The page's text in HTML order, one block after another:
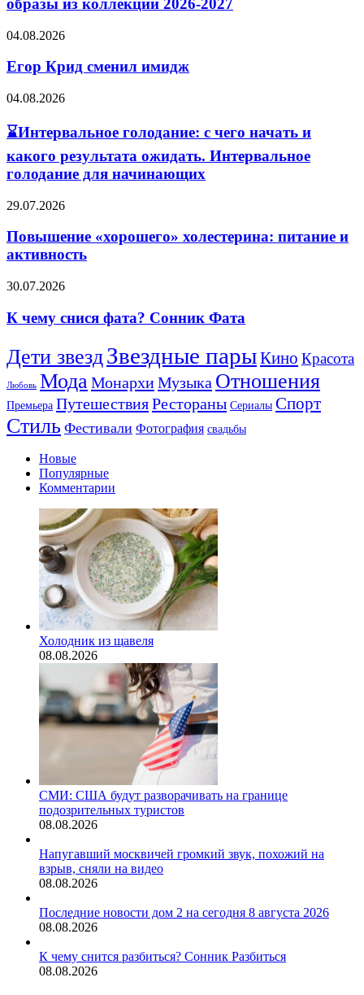
актуальные
из
2026-
образы из коллекций 2026-2027
Егор
сменил
имидж
04.08.2026
Егор Крид сменил имидж
⌛
голодание:
чего
начать
какого
ожидать.
Интервальное
голодание
для
начинающих
04.08.2026
⌛Интервальное голодание: с чего начать и
какого результата ожидать. Интервальное
голодание для начинающих
Повышение
холестерина:
и
29.07.2026
Повышение «хорошего» холестерина: питание и
активность
К
снися
фата?
Фата
30.07.2026
К чему снися фата? Сонник Фата
Дети звездЗвездные парыКино Красота
Любовь Мода МонархиМузыка Отношения
Премьера ПутешествияРестораны Сериалы Спорт
Стиль Фестивали Фотография свадьбы
Новые
Популярные
Комментарии
Холодник из щавеля
08.08.2026
СМИ: США будут разворачивать на границе
подозрительных туристов
08.08.2026
Напугавший москвичей громкий звук, похожий на
взрыв, сняли на видео
08.08.2026
Последние новости дом 2 на сегодня 8 августа 2026
08.08.2026
К чему снится разбиться? Сонник Разбиться
08.08.2026